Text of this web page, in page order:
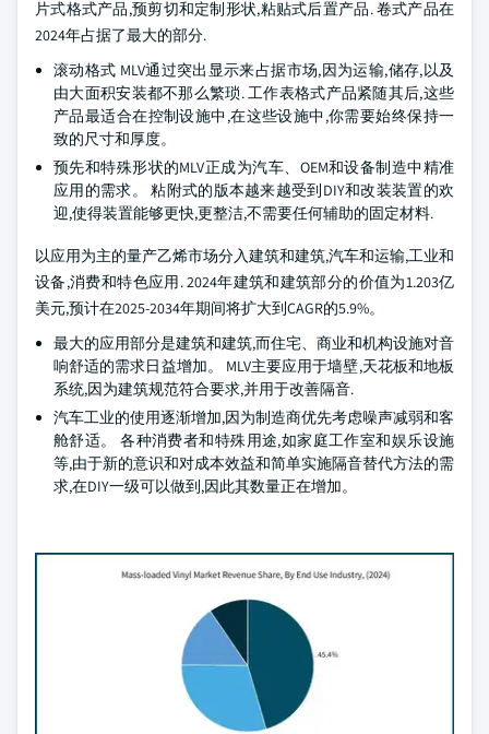
片式格式产品,预剪切和定制形状,粘贴式后置产品. 卷式产品在
2024年占据了最大的部分.
滚动格式 MLV通过突出显示来占据市场,因为运输,储存,以及
由大面积安装都不那么繁琐. 工作表格式产品紧随其后,这些
产品最适合在控制设施中,在这些设施中,你需要始终保持一
致的尺寸和厚度。
预先和特殊形状的MLV正成为汽车、OEM和设备制造中精准
应用的需求。 粘附式的版本越来越受到DIY和改装装置的欢
迎,使得装置能够更快,更整洁,不需要任何辅助的固定材料.
以应用为主的量产乙烯市场分入建筑和建筑,汽车和运输,工业和
设备,消费和特色应用. 2024年建筑和建筑部分的价值为1.203亿
美元,预计在2025-2034年期间将扩大到CAGR的5.9%。
最大的应用部分是建筑和建筑,而住宅、商业和机构设施对音
响舒适的需求日益增加。 MLV主要应用于墙壁,天花板和地板
系统,因为建筑规范符合要求,并用于改善隔音.
汽车工业的使用逐渐增加,因为制造商优先考虑噪声减弱和客
舱舒适。 各种消费者和特殊用途,如家庭工作室和娱乐设施
等,由于新的意识和对成本效益和简单实施隔音替代方法的需
求,在DIY一级可以做到,因此其数量正在增加。